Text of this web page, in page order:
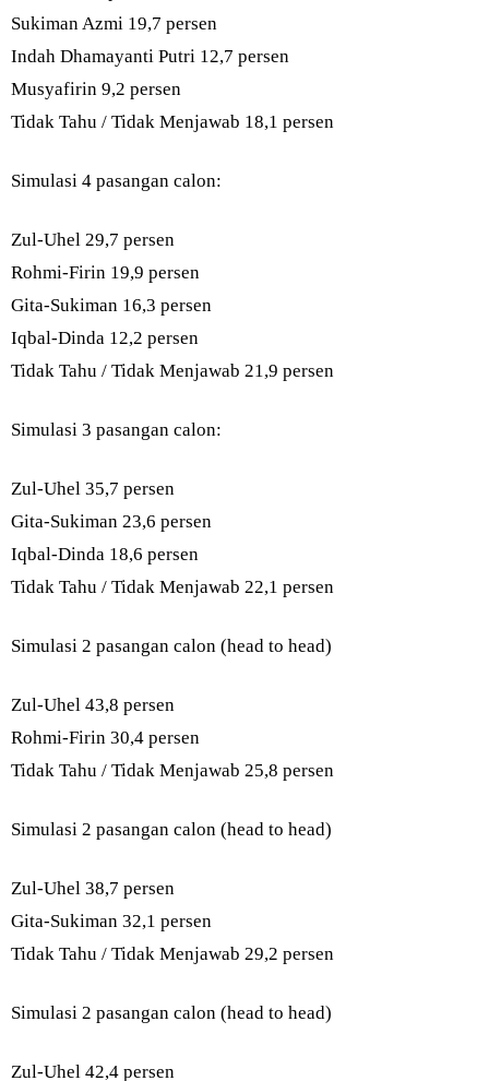
Sukiman Azmi 19,7 persen
Indah Dhamayanti Putri 12,7 persen
Musyafirin 9,2 persen
Tidak Tahu / Tidak Menjawab 18,1 persen
Simulasi 4 pasangan calon:
Zul-Uhel 29,7 persen
Rohmi-Firin 19,9 persen
Gita-Sukiman 16,3 persen
Iqbal-Dinda 12,2 persen
Tidak Tahu / Tidak Menjawab 21,9 persen
Simulasi 3 pasangan calon:
Zul-Uhel 35,7 persen
Gita-Sukiman 23,6 persen
Iqbal-Dinda 18,6 persen
Tidak Tahu / Tidak Menjawab 22,1 persen
Simulasi 2 pasangan calon (head to head)
Zul-Uhel 43,8 persen
Rohmi-Firin 30,4 persen
Tidak Tahu / Tidak Menjawab 25,8 persen
Simulasi 2 pasangan calon (head to head)
Zul-Uhel 38,7 persen
Gita-Sukiman 32,1 persen
Tidak Tahu / Tidak Menjawab 29,2 persen
Simulasi 2 pasangan calon (head to head)
Zul-Uhel 42,4 persen